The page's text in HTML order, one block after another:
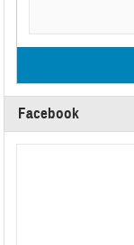
Facebook